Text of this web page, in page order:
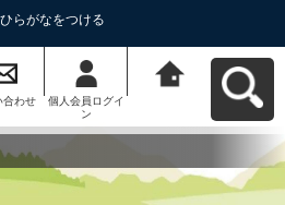
ひらがなをつける
合わせ
個人会員ログイ
ン
る